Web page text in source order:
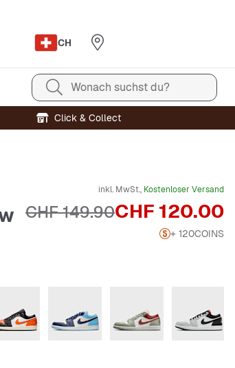
CH
Wonach suchst du?
Click & Collect
inkl. MwSt., Kostenloser Versand
Preis
CHF 120.00
Originalpreis
CHF 149.90
+ 120COINS